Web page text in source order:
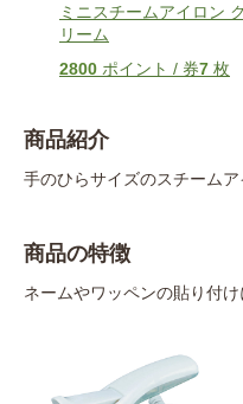
ミニスチームアイロン ク
リーム
2800 ポイント / 券7 枚
商品紹介
手のひらサイズのスチームア
商品の特徴
ネームやワッペンの貼り付け